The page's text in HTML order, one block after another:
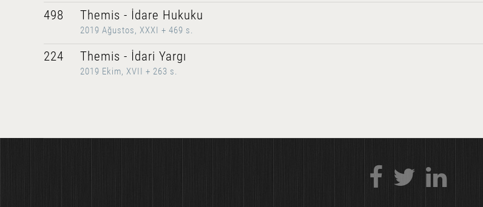
498 Themis - İdare Hukuku
2019 Ağustos, XXXI + 469 s.
224 Themis - İdari Yargı
2019 Ekim, XVII + 263 s.